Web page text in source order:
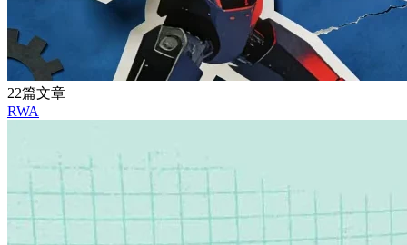
22篇文章
RWA